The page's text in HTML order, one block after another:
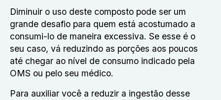
Diminuir o uso deste composto pode ser um
grande desafio para quem está acostumado a
consumi-lo de maneira excessiva. Se esse é o
seu caso, vá reduzindo as porções aos poucos
até chegar ao nível de consumo indicado pela
OMS ou pelo seu médico.
Para auxiliar você a reduzir a ingestão desse